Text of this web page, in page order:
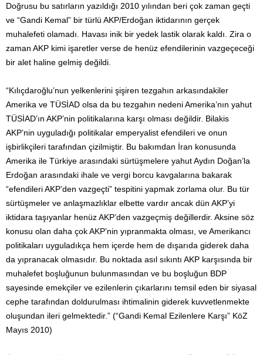
Doğrusu bu satırların yazıldığı 2010 yılından beri çok zaman geçti
ve “Gandi Kemal” bir türlü AKP/Erdoğan iktidarının gerçek
muhalefeti olamadı. Havası inik bir yedek lastik olarak kaldı. Zira o
zaman AKP kimi işaretler verse de henüz efendilerinin vazgeçeceği
bir alet haline gelmiş değildi.
“Kılıçdaroğlu’nun yelkenlerini şişiren tezgahın arkasındakiler
Amerika ve TÜSİAD olsa da bu tezgahın nedeni Amerika’nın yahut
TÜSİAD’ın AKP’nin politikalarına karşı olması değildir. Bilakis
AKP’nin uyguladığı politikalar emperyalist efendileri ve onun
işbirlikçileri tarafından çizilmiştir. Bu bakımdan İran konusunda
Amerika ile Türkiye arasındaki sürtüşmelere yahut Aydın Doğan’la
Erdoğan arasındaki ihale ve vergi borcu kavgalarına bakarak
“efendileri AKP’den vazgeçti” tespitini yapmak zorlama olur. Bu tür
sürtüşmeler ve anlaşmazlıklar elbette vardır ancak dün AKP’yi
iktidara taşıyanlar henüz AKP’den vazgeçmiş değillerdir. Aksine söz
konusu olan daha çok AKP’nin yıpranmakta olması, ve Amerikancı
politikaları uyguladıkça hem içerde hem de dışarıda giderek daha
da yıpranacak olmasıdır. Bu noktada asıl sıkıntı AKP karşısında bir
muhalefet boşluğunun bulunmasından ve bu boşluğun BDP
sayesinde emekçiler ve ezilenlerin çıkarlarını temsil eden bir siyasal
cephe tarafından doldurulması ihtimalinin giderek kuvvetlenmekte
oluşundan ileri gelmektedir.” (“Gandi Kemal Ezilenlere Karşı” KöZ
Mayıs 2010)